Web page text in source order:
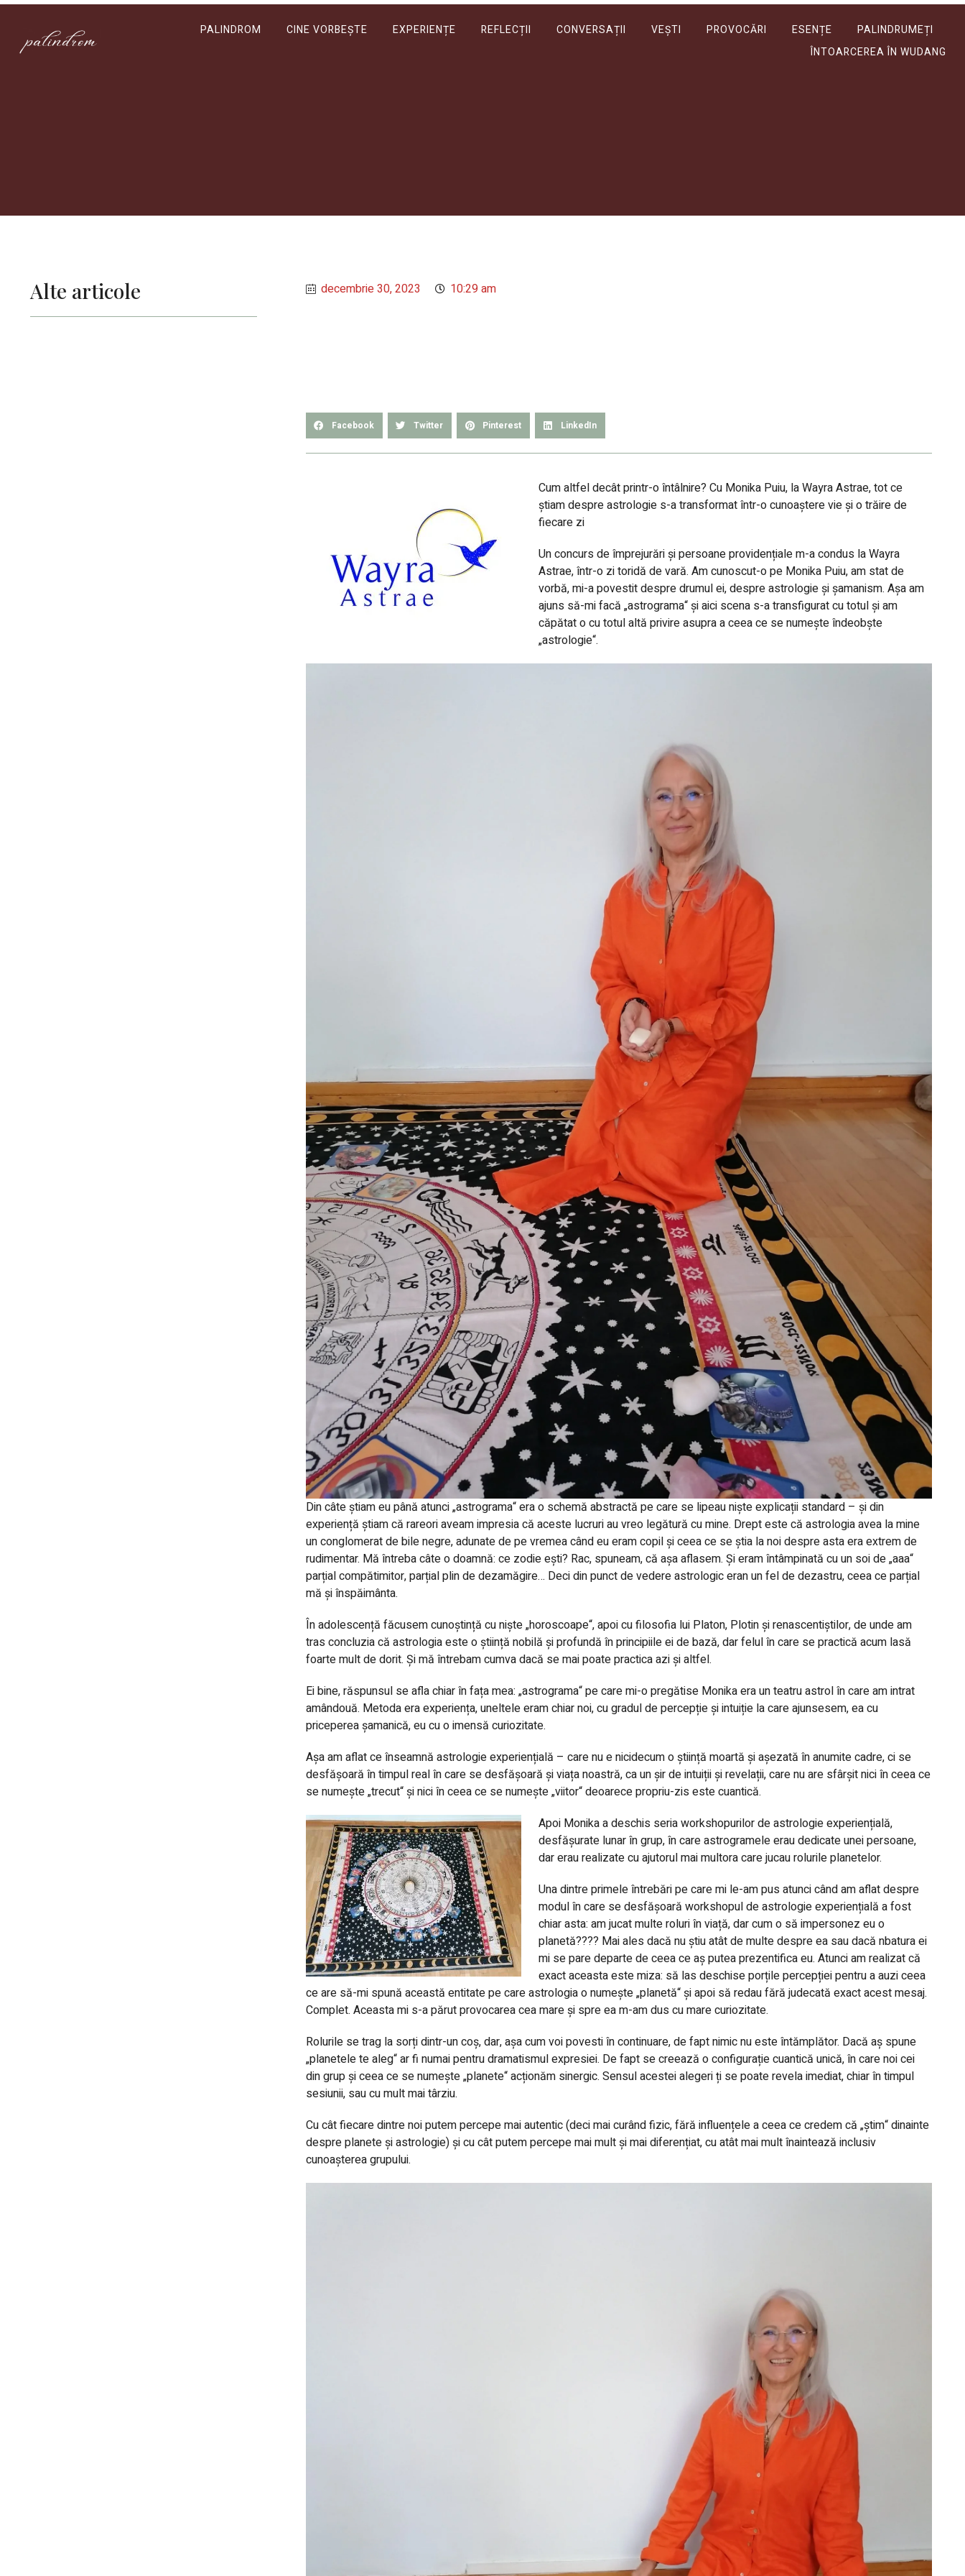
PALINDROM CINE VORBEȘTE EXPERIENȚE REFLECȚII CONVERSAȚII VEȘTI PROVOCĂRI ESENȚE
PALINDRUMEȚI
ÎNTOARCEREA ÎN WUDANG
Alte articole decembrie 30, 2023 10:29 am
Facebook Twitter Pinterest LinkedIn
Cum altfel decât printr-o întâlnire? Cu Monika Puiu, la Wayra Astrae, tot ce
știam despre astrologie s-a transformat într-o cunoaștere vie și o trăire de
fiecare zi
Un concurs de împrejurări și persoane providențiale m-a condus la Wayra
Astrae, într-o zi toridă de vară. Am cunoscut-o pe Monika Puiu, am stat de
vorbă, mi-a povestit despre drumul ei, despre astrologie și șamanism. Așa am
ajuns să-mi facă „astrograma“ și aici scena s-a transfigurat cu totul și am
căpătat o cu totul altă privire asupra a ceea ce se numește îndeobște
„astrologie“.
Din câte știam eu până atunci „astrograma“ era o schemă abstractă pe care se lipeau niște explicații standard – și din
experiență știam că rareori aveam impresia că aceste lucruri au vreo legătură cu mine. Drept este că astrologia avea la mine
un conglomerat de bile negre, adunate de pe vremea când eu eram copil și ceea ce se știa la noi despre asta era extrem de
rudimentar. Mă întreba câte o doamnă: ce zodie ești? Rac, spuneam, că așa aflasem. Și eram întâmpinată cu un soi de „aaa“
parțial compătimitor, parțial plin de dezamăgire… Deci din punct de vedere astrologic eran un fel de dezastru, ceea ce parțial
mă și înspăimânta.
În adolescență făcusem cunoștință cu niște „horoscoape“, apoi cu filosofia lui Platon, Plotin și renascentiștilor, de unde am
tras concluzia că astrologia este o știință nobilă și profundă în principiile ei de bază, dar felul în care se practică acum lasă
foarte mult de dorit. Și mă întrebam cumva dacă se mai poate practica azi și altfel.
Ei bine, răspunsul se afla chiar în fața mea: „astrograma“ pe care mi-o pregătise Monika era un teatru astrol în care am intrat
amândouă. Metoda era experiența, uneltele eram chiar noi, cu gradul de percepție și intuiție la care ajunsesem, ea cu
priceperea șamanică, eu cu o imensă curiozitate.
Așa am aflat ce înseamnă astrologie experiențială – care nu e nicidecum o știință moartă și așezată în anumite cadre, ci se
desfășoară în timpul real în care se desfășoară și viața noastră, ca un șir de intuiții și revelații, care nu are sfârșit nici în ceea ce
se numește „trecut“ și nici în ceea ce se numește „viitor“ deoarece propriu-zis este cuantică.
Apoi Monika a deschis seria workshopurilor de astrologie experiențială,
desfășurate lunar în grup, în care astrogramele erau dedicate unei persoane,
dar erau realizate cu ajutorul mai multora care jucau rolurile planetelor.
Una dintre primele întrebări pe care mi le-am pus atunci când am aflat despre
modul în care se desfășoară workshopul de astrologie experiențială a fost
chiar asta: am jucat multe roluri în viață, dar cum o să impersonez eu o
planetă???? Mai ales dacă nu știu atât de multe despre ea sau dacă nbatura ei
mi se pare departe de ceea ce aș putea prezentifica eu. Atunci am realizat că
exact aceasta este miza: să las deschise porțile percepției pentru a auzi ceea
ce are să-mi spună această entitate pe care astrologia o numește „planetă“ și apoi să redau fără judecată exact acest mesaj.
Complet. Aceasta mi s-a părut provocarea cea mare și spre ea m-am dus cu mare curiozitate.
Rolurile se trag la sorți dintr-un coș, dar, așa cum voi povesti în continuare, de fapt nimic nu este întămplător. Dacă aș spune
„planetele te aleg“ ar fi numai pentru dramatismul expresiei. De fapt se creează o configurație cuantică unică, în care noi cei
din grup și ceea ce se numește „planete“ acționăm sinergic. Sensul acestei alegeri ți se poate revela imediat, chiar în timpul
sesiunii, sau cu mult mai târziu.
Cu cât fiecare dintre noi putem percepe mai autentic (deci mai curând fizic, fără influențele a ceea ce credem că „știm“ dinainte
despre planete și astrologie) și cu cât putem percepe mai mult și mai diferențiat, cu atât mai mult înaintează inclusiv
cunoașterea grupului.